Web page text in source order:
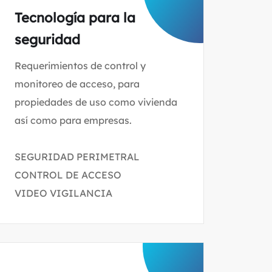
Tecnología para la
seguridad
Requerimientos de control y
monitoreo de acceso, para
propiedades de uso como vivienda
así como para empresas.
SEGURIDAD PERIMETRAL
CONTROL DE ACCESO
VIDEO VIGILANCIA